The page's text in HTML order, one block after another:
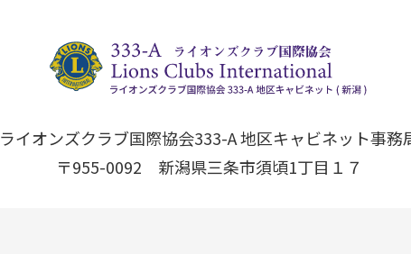
ライオンズクラブ国際協会333-A 地区キャビネット事務
〒955-0092 新潟県三条市須頃1丁目１７